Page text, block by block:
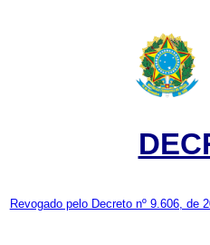
Revogado pelo Decreto nº 9.606, de